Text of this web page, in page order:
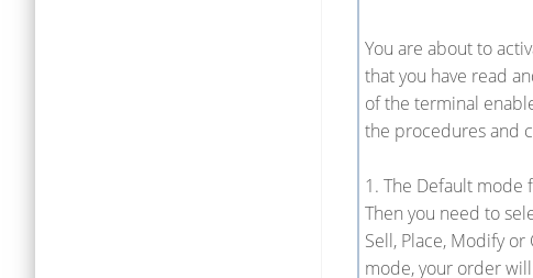
You are about to
that you have read
of the terminal
the procedures and
1. The Default mode
Then you need to
Sell, Place, Modify
mode, your order